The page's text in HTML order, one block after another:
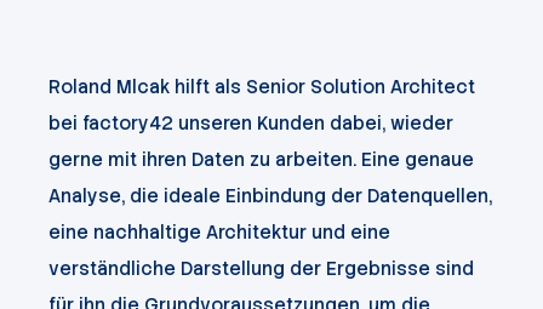
Roland Mlcak hilft als Senior Solution Architect
bei factory42 unseren Kunden dabei, wieder
gerne mit ihren Daten zu arbeiten. Eine genaue
Analyse, die ideale Einbindung der Datenquellen,
eine nachhaltige Architektur und eine
verständliche Darstellung der Ergebnisse sind